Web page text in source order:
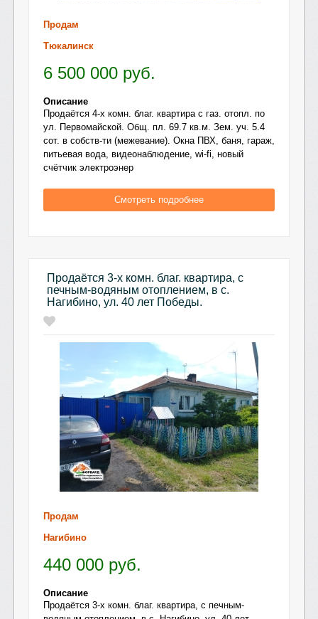
Продам
Тюкалинск
6 500 000 руб.
Описание
Продаётся 4-х комн. благ. квартира с газ. отопл. по
ул. Первомайской. Общ. пл. 69.7 кв.м. Зем. уч. 5.4
сот. в собств-ти (межевание). Окна ПВХ, баня, гараж,
питьевая вода, видеонаблюдение, wi-fi, новый
счётчик электроэнер
Смотреть подробнее
Продаётся 3-х комн. благ. квартира, с
печным-водяным отоплением, в с.
Нагибино, ул. 40 лет Победы.
Продам
Нагибино
440 000 руб.
Описание
Продаётся 3-х комн. благ. квартира, с печным-